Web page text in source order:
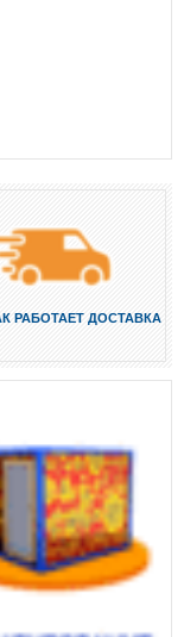
РАБОТАЕТ ДОСТАВКА